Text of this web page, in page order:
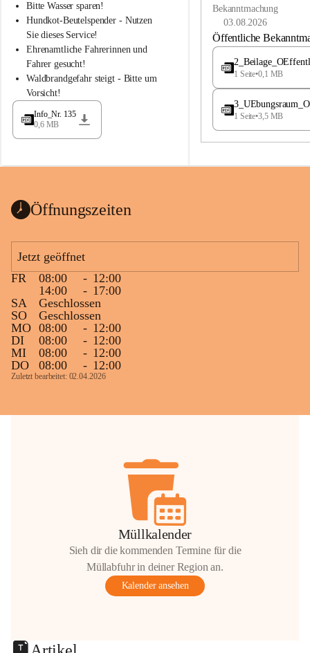
h
a
d
l
a
Bitte Wasser sparen!
Hundkot-Beutelspender - Nutzen
Sie dieses Service!
Ehrenamtliche Fahrerinnen und
Fahrer gesucht!
Waldbrandgefahr steigt - Bitte um
Vorsicht!
Info_Nr. 135
0,6 MB
e
a
Bekanntmachung
03.08.2026
Öffentliche
1 Seite•0,1 MB
1 Seite•3,5 MB
Öffnungszeiten
Jetzt geöffnet
FR
08:00 - 12:00
14:00
- 17:00
SA
Geschlossen
SO
Geschlossen
MO 08:00 - 12:00
DI
08:00 - 12:00
MI
08:00 - 12:00
DO
08:00 - 12:00
Zuletzt bearbeitet: 02.04.2026
Müllkalender
Sieh dir die kommenden Termine für die
Müllabfuhr in deiner Region an.
Kalender ansehen